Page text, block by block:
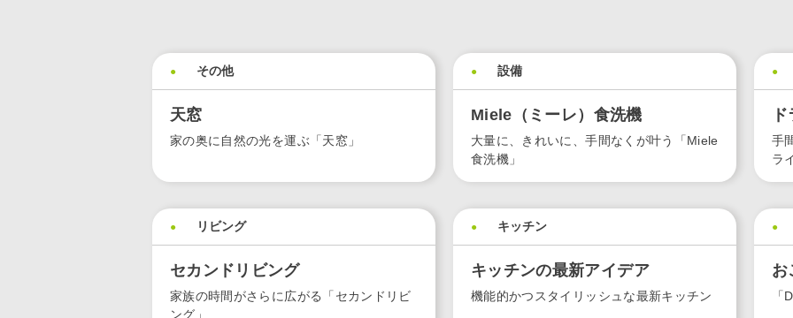
その他
天窓
家の奥に自然の光を運ぶ「天窓」
設備
Miele（ミーレ）⾷洗機
⼤量に、きれいに、⼿間なくが叶う「Miele
⾷洗機」
手
ラ
リビング
セカンドリビング
家族の時間がさらに広がる「セカンドリビ
ング」
キッチン
キッチンの最新アイデア
機能的かつスタイリッシュな最新キッチン
お
「